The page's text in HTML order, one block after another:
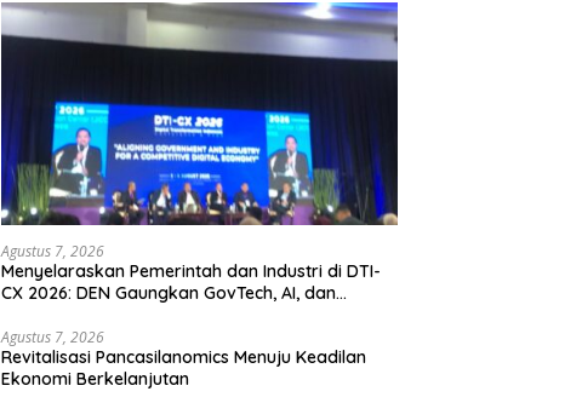
Agustus 7, 2026
Menyelaraskan Pemerintah dan Industri di DTI-
CX 2026: DEN Gaungkan GovTech, AI, dan
Kompetitif
Agustus 7, 2026
Revitalisasi Pancasilanomics Menuju Keadilan
Ekonomi Berkelanjutan